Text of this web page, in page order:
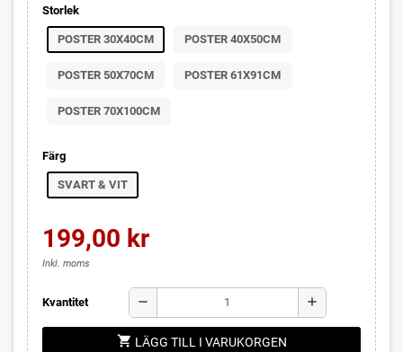
Storlek
POSTER 30X40CM POSTER 40X50CM
POSTER 50X70CM POSTER 61X91CM
POSTER 70X100CM
Färg
SVART & VIT
199,00 kr
Inkl. moms
Kvantitet remove add
shopping_cart LÄGG TILL I VARUKORGEN